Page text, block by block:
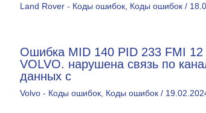
Land Rover - Коды ошибок, Коды ошибок /
Ошибка MID 140 PID 233 FMI 12
VOLVO. нарушена связь по
данных с
Volvo - Коды ошибок, Коды ошибок /